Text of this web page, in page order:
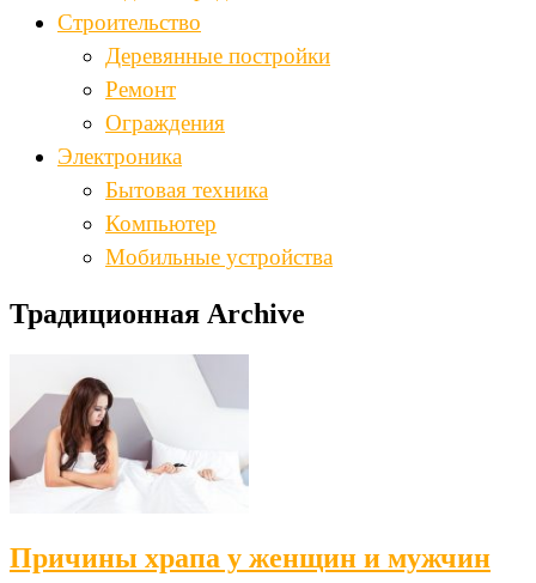
Строительство
Деревянные постройки
Ремонт
Ограждения
Электроника
Бытовая техника
Компьютер
Мобильные устройства
Традиционная Archive
Причины храпа у женщин и мужчин